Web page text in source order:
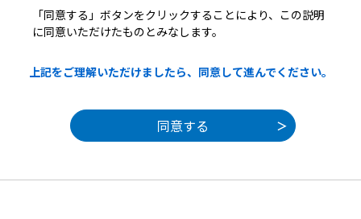
２ 運営
本システムの運営は、山梨県内市町村の
務」を共同利用することをその設立目的の１
つとする山梨県市町村総合事務組合（以下
山梨県は、組合に本システムの管理運営を委
託しています。
「同意する」ボタンをクリックすることにより、この説明
に同意いただけたものとみなします。
上記をご理解いただけましたら、同意して進んでください。